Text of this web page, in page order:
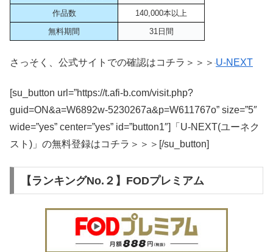
作品数
140,000本以上
無料期間
31日間
さっそく、公式サイトでの確認はコチラ＞＞＞ U-NEXT
[su_button url=”https://t.afi-b.com/visit.php?
guid=ON&a=W6892w-5230267a&p=W611767o” size=”5″
wide=”yes” center=”yes” id=”button1″]「U-NEXT(ユーネク
スト)」の無料登録はコチラ＞＞＞[/su_button]
【ランキングNo.２】FODプレミアム